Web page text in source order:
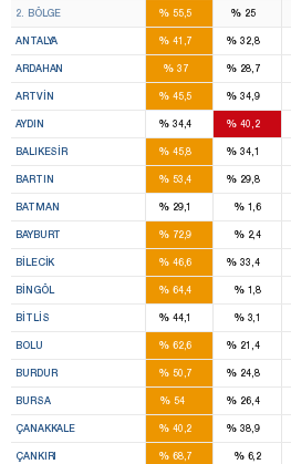
2. BÖLGE %55,5 % 25
ANTALYA %41,7 % 32,8
ARDAHAN %37 % 28,7
ARTVIN %45,5 % 34,9
AYDIN %34,4 % 40,2
BALIKESIR %45,8 % 34,1
BARTIN %53,4 % 29,8
BATMAN %29,1 %1,6
BAYBURT %72,9 %2,4
BILECIK %46,6 % 33,4
BINGÖL %64,4 %1,8
BITLIS %44,1 %3,1
BOLU %62,6 % 21,4
BURDUR %50,7 % 24,8
BURSA % 54 % 26,4
ÇANAKKALE %40,2 % 38,9
ÇANKIRI %68,7 %6,2